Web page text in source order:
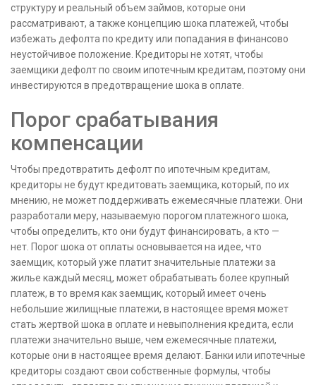
структуру и реальный объем займов, которые они
рассматривают, а также концепцию шока платежей, чтобы
избежать дефолта по кредиту или попадания в финансово
неустойчивое положение. Кредиторы не хотят, чтобы
заемщики дефолт по своим ипотечным кредитам, поэтому они
инвестируются в предотвращение шока в оплате.
Порог срабатывания
компенсации
Чтобы предотвратить дефолт по ипотечным кредитам,
кредиторы не будут кредитовать заемщика, который, по их
мнению, не может поддерживать ежемесячные платежи. Они
разработали меру, называемую порогом платежного шока,
чтобы определить, кто они будут финансировать, а кто —
нет. Порог шока от оплаты основывается на идее, что
заемщик, который уже платит значительные платежи за
жилье каждый месяц, может обрабатывать более крупный
платеж, в то время как заемщик, который имеет очень
небольшие жилищные платежи, в настоящее время может
стать жертвой шока в оплате и невыполнения кредита, если
платежи значительно выше, чем ежемесячные платежи,
которые они в настоящее время делают. Банки или ипотечные
кредиторы создают свои собственные формулы, чтобы